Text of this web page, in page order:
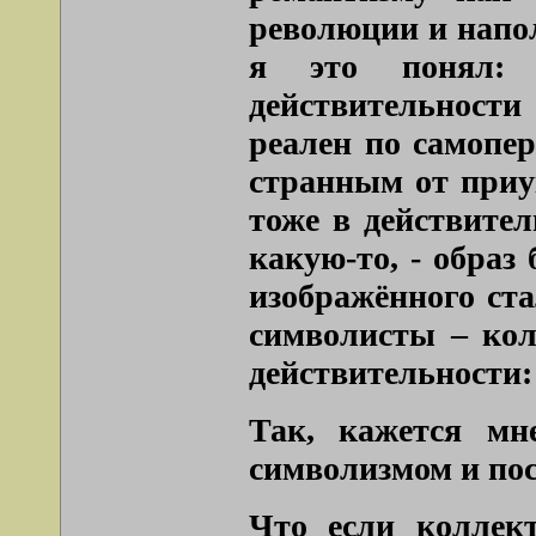
революции и
я это понял:
реален по
странным от
тоже в
какую-то, - образ
изображённого
символисты –
Так, кажется
символизмом и
Что если